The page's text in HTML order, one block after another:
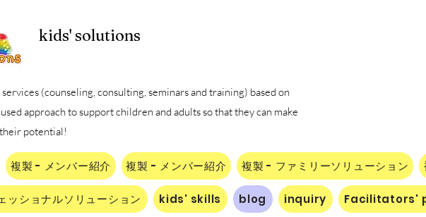
kids' solutions
(counseling, consulting, seminars and training) based on
approach to support children and adults sothat they can make
potential!
複製 - メンバー紹介 複製 - メンバー紹介 複製 - ファミリーソリューション
ッショナルソリューション kids' skills blog inquiry Facilitators'